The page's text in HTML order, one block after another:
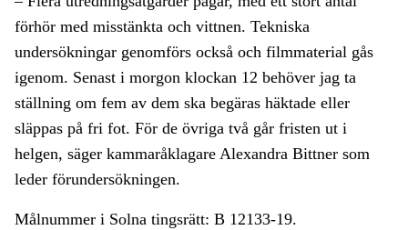
förhör med misstänkta och vittnen. Tekniska
undersökningar genomförs också och filmmaterial gås
igenom. Senast i morgon klockan 12 behöver jag ta
ställning om fem av dem ska begäras häktade eller
släppas på fri fot. För de övriga två går fristen ut i
helgen, säger kammaråklagare Alexandra Bittner som
leder förundersökningen.
Målnummer i Solna tingsrätt: B 12133-19.